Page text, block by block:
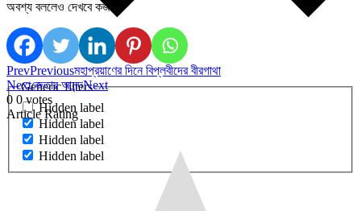
Generic filters
Hidden label
Hidden label
Hidden label
Hidden label
অবশ্য বললেও দেখবে কজন?
PrevPreviousমহাপ্রয়াণের দিনে বিপ্লবীদের বীরগাথা
Nextজেতার আনন্দNext
0 0 votes
Article Rating